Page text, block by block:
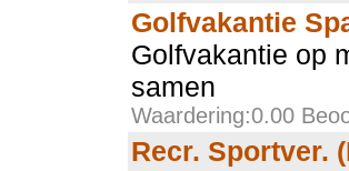
Golfvakantie
Golfvakantie op
samen
Waardering:0.00
Recr. Sportver.